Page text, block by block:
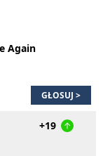
Again
GŁOSUJ >
+19